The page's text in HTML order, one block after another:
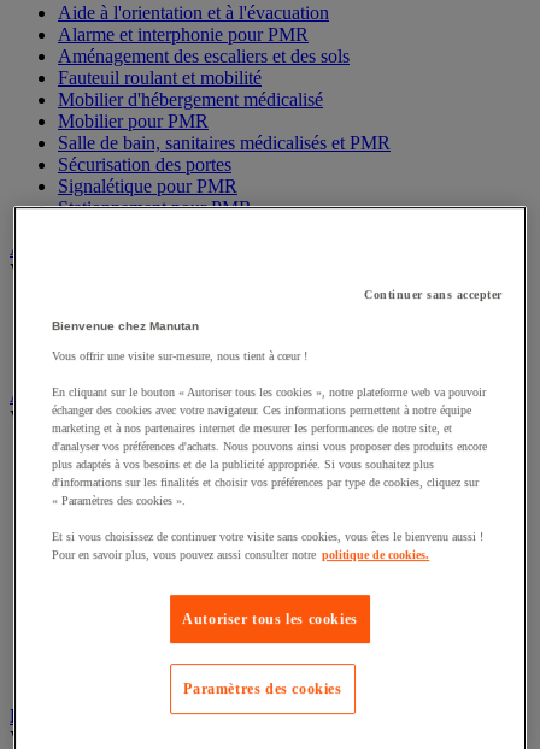
Aide à l'orientation et à l'évacuation
Alarme et interphonie pour PMR
Aménagement des escaliers et des sols
Fauteuil roulant et mobilité
Mobilier d'hébergement médicalisé
Mobilier pour PMR
Salle de bain, sanitaires médicalisés et PMR
Sécurisation des portes
Signalétique pour PMR
Stationnement pour PMR
Alarme et vidéosurveillance
Voir toute la catégorie
Interphone et vidéophone
Vidéosurveillance
Armoire de sécurité et stockage de produits dangereux
Voir toute la catégorie
Accessoires pour armoire de sécurité et de stockage
Armoire bouteilles de gaz
Armoire de sûreté
Armoire pour batteries lithium-ion
Armoire pour produits corrosifs
Armoire pour produits phytosanitaires
Armoire pour produits toxiques
Bac de rétention et matériel de rétention
Voir toute la catégorie
Continuer sans accepter
Bienvenue chez Manutan
Vous offrir une visite sur-mesure, nous tient à cœur !
En cliquant sur le bouton « Autoriser tous les cookies », notre plateforme web va pouvoir
échanger des cookies avec votre navigateur. Ces informations permettent à notre équipe
marketing et à nos partenaires internet de mesurer les performances de notre site, et
d'analyser vos préférences d'achats. Nous pouvons ainsi vous proposer des produits encore
plus adaptés à vos besoins et de la publicité appropriée. Si vous souhaitez plus
d'informations sur les finalités et choisir vos préférences par type de cookies, cliquez sur
« Paramètres des cookies ».
Et si vous choisissez de continuer votre visite sans cookies, vous êtes le bienvenu aussi !
Pour en savoir plus, vous pouvez aussi consulter notre politique de cookies.
Autoriser tous les cookies
Paramètres des cookies